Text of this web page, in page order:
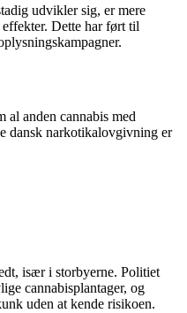
udvikler sig, er mere
Dette har ført til
anden cannabis med
dansk narkotikalovgivning er
især i storbyerne. Politiet
cannabisplantager, og
uden at kende risikoen.